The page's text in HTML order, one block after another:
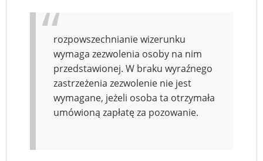
rozpowszechnianie wizerunku
wymaga zezwolenia osoby na nim
przedstawionej. W braku wyraźnego
zastrzeżenia zezwolenie nie jest
wymagane, jeżeli osoba ta otrzymała
umówioną zapłatę za pozowanie.